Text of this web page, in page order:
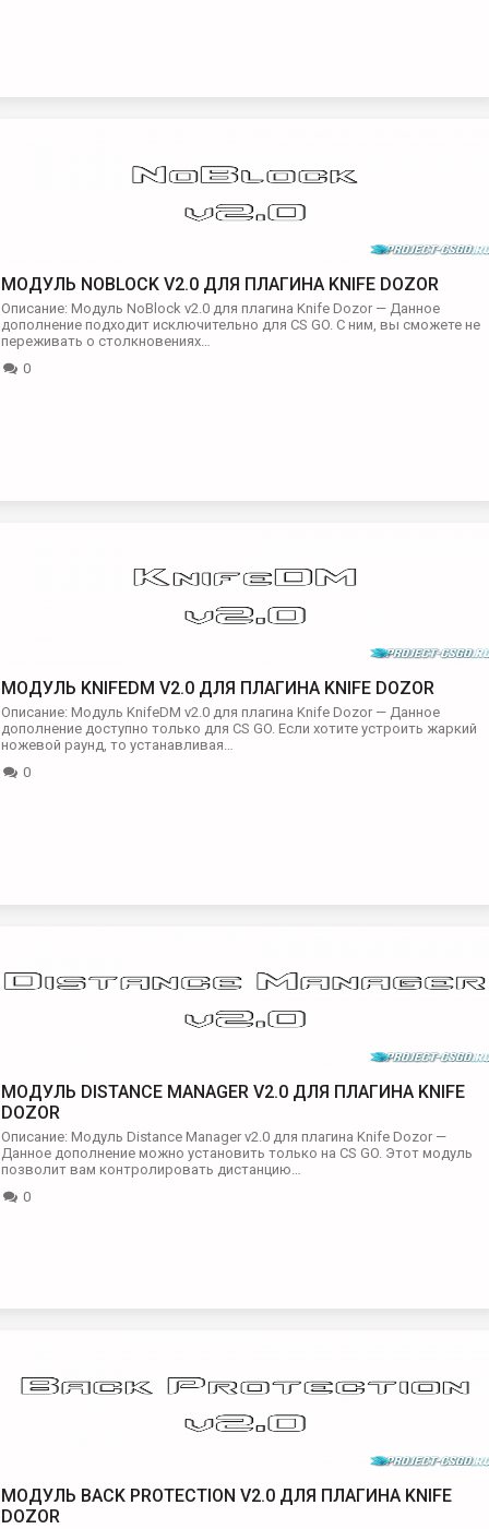
МОДУЛЬ NOBLOCK V2.0 ДЛЯ ПЛАГИНА KNIFE DOZOR
Описание: Модуль NoBlock v2.0 для плагина Knife Dozor — Данное
дополнение подходит исключительно для CS GO. С ним, вы сможете не
переживать о столкновениях…
0
МОДУЛЬ KNIFEDM V2.0 ДЛЯ ПЛАГИНА KNIFE DOZOR
Описание: Модуль KnifeDM v2.0 для плагина Knife Dozor — Данное
дополнение доступно только для CS GO. Если хотите устроить жаркий
ножевой раунд, то устанавливая…
0
МОДУЛЬ DISTANCE MANAGER V2.0 ДЛЯ ПЛАГИНА KNIFE
DOZOR
Описание: Модуль Distance Manager v2.0 для плагина Knife Dozor —
Данное дополнение можно установить только на CS GO. Этот модуль
позволит вам контролировать дистанцию…
0
МОДУЛЬ BACK PROTECTION V2.0 ДЛЯ ПЛАГИНА KNIFE
DOZOR